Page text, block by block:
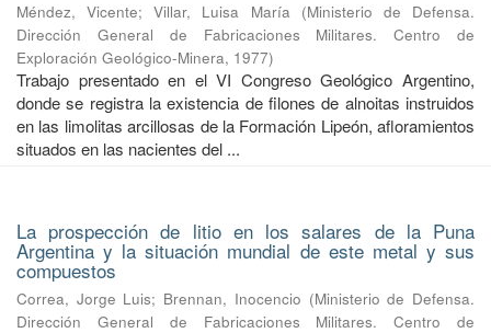
Méndez, Vicente;Villar, Luisa María (Ministerio de Defensa.
Dirección General de Fabricaciones Militares. Centro de
Exploración Geológico-Minera, 1977)
Trabajo presentado en el VI Congreso Geológico Argentino,
donde se registra la existencia de filones de alnoitas instruidos
en las limolitas arcillosas de la Formación Lipeón, afloramientos
situados en las nacientes del ...
La prospección de litio en los salares de la Puna
Argentina y la situación mundial de este metal y sus
compuestos
Correa, Jorge Luis; Brennan, Inocencio (Ministerio de Defensa.
Dirección General de Fabricaciones Militares. Centro de